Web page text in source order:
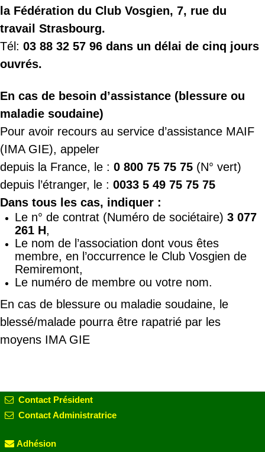
la Fédération du Club Vosgien, 7, rue du
travail Strasbourg.
Tél: 03 88 32 57 96 dans un délai de cinq jours
ouvrés.
En cas de besoin d’assistance (blessure ou
maladie soudaine)
Pour avoir recours au service d’assistance MAIF
(IMA GIE), appeler
depuis la France, le : 0 800 75 75 75 (N° vert)
depuis l’étranger, le : 0033 5 49 75 75 75
Dans tous les cas, indiquer :
Le n° de contrat (Numéro de sociétaire) 3 077
261 H,
Le nom de l’association dont vous êtes
membre, en l’occurrence le Club Vosgien de
Remiremont,
Le numéro de membre ou votre nom.
En cas de blessure ou maladie soudaine, le
blessé/malade pourra être rapatrié par les
moyens IMA GIE
Contact Président
Contact Administratrice
Adhésion